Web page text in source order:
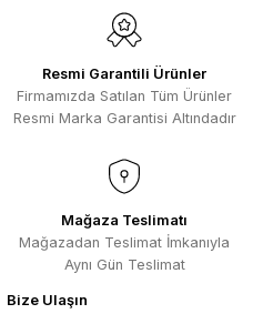
Ürün fiyatı diğer sitelerden daha
Bu ürüne benzer farklı
Selim Toprak | 29/07/2026
Kısa sürede geldi. Ürünler de iyi
Hızlı sipariş ve güvenli paketleme için
çok teşekkürler ediyorum
F... D... | 06/07/2026
Makine çok iyi herkese tavsiye
Resmi Garantili Ürünler
Firmamızda Satılan Tüm Ürünler
Resmi Marka Garantisi Altındadır
Mağaza Teslimatı
Mağazadan Teslimat İmkanıyla
Aynı Gün Teslimat
Bize Ulaşın